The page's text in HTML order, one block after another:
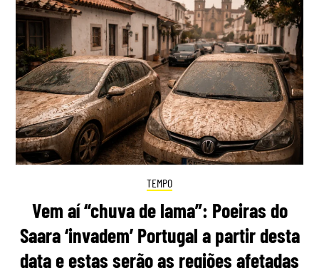
TEMPO
Vem aí “chuva de lama”: Poeiras do
Saara ‘invadem’ Portugal a partir desta
data e estas serão as regiões afetadas